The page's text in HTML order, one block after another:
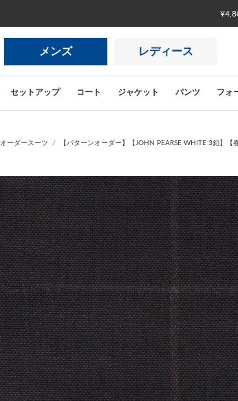
メンズ レディース
セットアップ コート ジャケット パンツ フォ
オーダースーツ 【パターンオーダー】【JOHN PEARSE WHITE 3釦】